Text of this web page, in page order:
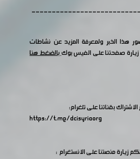
هذا الخبر ولمعرفة المزيد عن نشاطات
زيارة صفحتنا على الفيس بوكبالضغط هنا
بقناتنا على تلغرام:
https://t.me/dcisyriaorg
زيارة منصتنا على الانستغرام :